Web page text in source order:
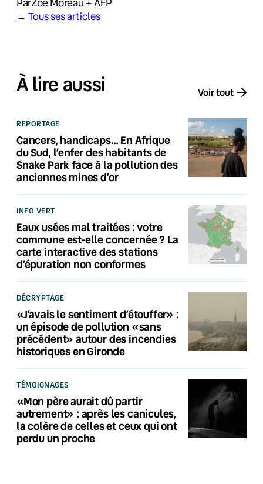
→ Tous ses articles
À lire aussi Voir tout
REPORTAGE
Cancers, handicaps… En Afrique
du Sud, l’enfer des habitants de
Snake Park face à la pollution des
anciennes mines d’or
INFO VERT
Eaux usées mal traitées : votre
commune est-elle concernée ? La
carte interactive des stations
d’épuration non conformes
DÉCRYPTAGE
«J’avais le sentiment d’étouffer» :
un épisode de pollution «sans
précédent» autour des incendies
historiques en Gironde
TÉMOIGNAGES
«Mon père aurait dû partir
autrement» : après les canicules,
la colère de celles et ceux qui ont
perdu un proche